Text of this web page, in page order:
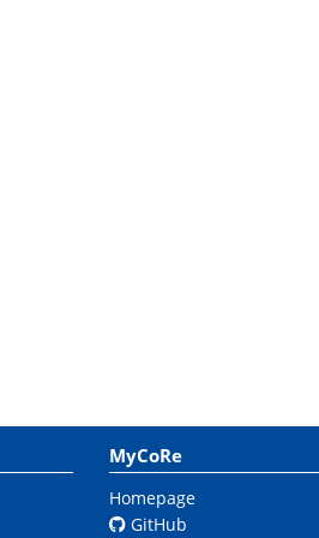
MyCoRe
Homepage
GitHub